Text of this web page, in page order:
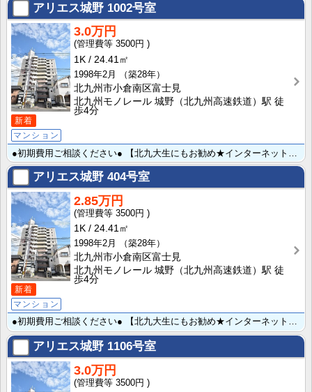
アリエス城野 1002号室
新着
マンション
3.0万円
3500円
1K
24.41㎡
1998年2月
（築28年）
北九州市小倉南区富士見
北九州モノレール 城野（北九州高速鉄道）駅 徒
歩4分
アリエス城野 404号室
新着
マンション
2.85万円
3500円
1K
24.41㎡
1998年2月
（築28年）
北九州市小倉南区富士見
北九州モノレール 城野（北九州高速鉄道）駅 徒
歩4分
●初期費用ご相談ください● 【北九大生にもお勧め★インターネット無料♪】 インターネット無料☆最寄り･･･
アリエス城野 1106号室
3.0万円
3500円